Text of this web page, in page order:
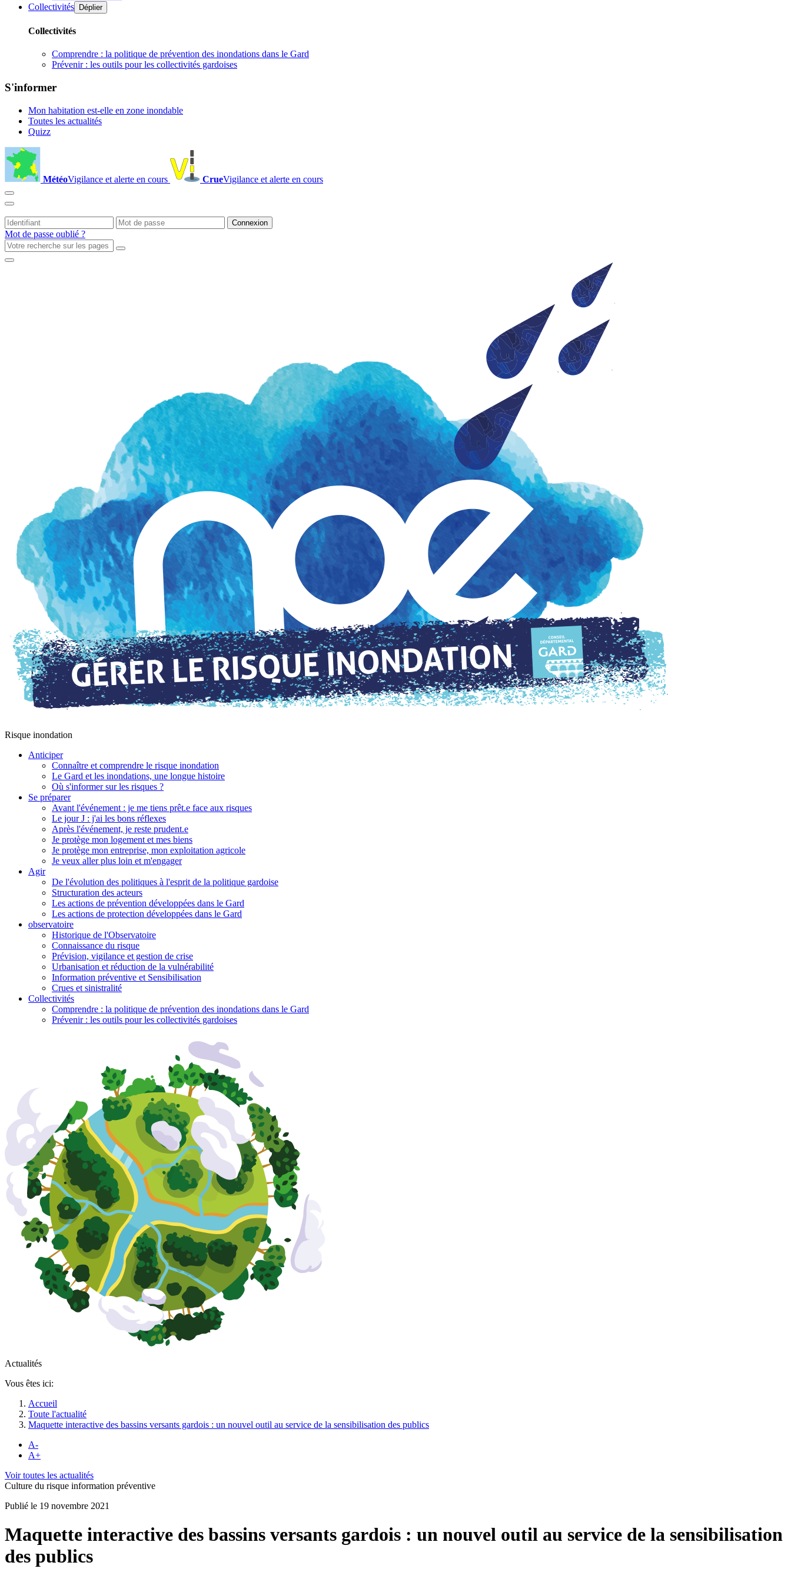
Collectivités Déplier
Collectivités
Comprendre : la politique de prévention des inondations dans le Gard
Prévenir : les outils pour les collectivités gardoises
S'informer
Mon habitation est-elle en zone inondable
Toutes les actualités
Quizz
MétéoVigilance et alerte en cours CrueVigilance et alerte en cours
Mot de passe oublié ?
Risque inondation
Anticiper
Connaître et comprendre le risque inondation
Le Gard et les inondations, une longue histoire
Où s'informer sur les risques ?
Se préparer
Avant l'événement : je me tiens prêt.e face aux risques
Le jour J : j'ai les bons réflexes
Après l'événement, je reste prudent.e
Je protège mon logement et mes biens
Je protège mon entreprise, mon exploitation agricole
Je veux aller plus loin et m'engager
Agir
De l'évolution des politiques à l'esprit de la politique gardoise
Structuration des acteurs
Les actions de prévention développées dans le Gard
Les actions de protection développées dans le Gard
observatoire
Historique de l'Observatoire
Connaissance du risque
Prévision, vigilance et gestion de crise
Urbanisation et réduction de la vulnérabilité
Information préventive et Sensibilisation
Crues et sinistralité
Collectivités
Comprendre : la politique de prévention des inondations dans le Gard
Prévenir : les outils pour les collectivités gardoises
Actualités
Vous êtes ici:
Accueil
Toute l'actualité
Maquette interactive des bassins versants gardois : un nouvel outil au service de la sensibilisation des publics
A-
A+
Voir toutes les actualités
Culture du risque information préventive
Publié le 19 novembre 2021
Maquette interactive des bassins versants gardois : un nouvel outil au service de la sensibilisation
des publics